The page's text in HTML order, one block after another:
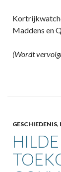
Maddens en
(Wordt
GESCHIEDENIS,